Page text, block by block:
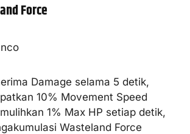
Force
Damage selama 5 detik,
10% Movement Speed
1% Max HP setiap detik,
Wasteland Force